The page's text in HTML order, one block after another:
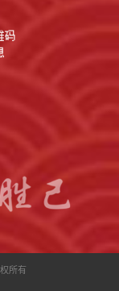
所有